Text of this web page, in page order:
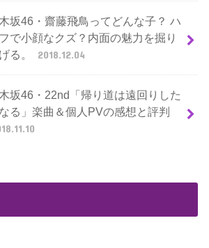
坂46・齋藤飛鳥ってどんな子？ ハ
で小顔なクズ？内面の魅力を掘り
る。
2018.12.04
坂46・22nd「帰り道は遠回りした
る」楽曲＆個人PVの感想と評判